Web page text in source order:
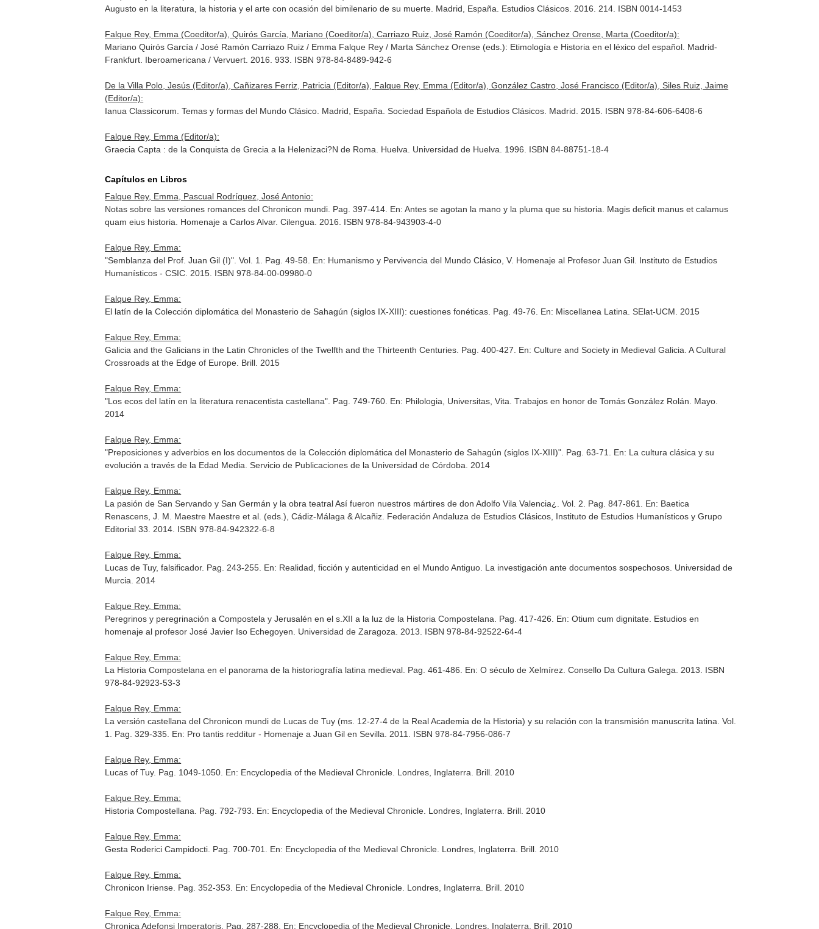
Augusto en la literatura, la historia y el arte con ocasión del bimilenario de su muerte. Madrid, España. Estudios Clásicos. 2016. 214. ISBN 0014-1453
Falque Rey, Emma (Coeditor/a), Quirós García, Mariano (Coeditor/a), Carriazo Ruiz, José Ramón (Coeditor/a), Sánchez Orense, Marta (Coeditor/a):
Mariano Quirós García / José Ramón Carriazo Ruiz / Emma Falque Rey / Marta Sánchez Orense (eds.): Etimología e Historia en el léxico del español. Madrid-
Frankfurt. Iberoamericana / Vervuert. 2016. 933. ISBN 978-84-8489-942-6
De la Villa Polo, Jesús (Editor/a), Cañizares Ferriz, Patricia (Editor/a), Falque Rey, Emma (Editor/a), González Castro, José Francisco (Editor/a), Siles Ruiz, Jaime
(Editor/a):
Ianua Classicorum. Temas y formas del Mundo Clásico. Madrid, España. Sociedad Española de Estudios Clásicos. Madrid. 2015. ISBN 978-84-606-6408-6
Falque Rey, Emma (Editor/a):
Graecia Capta : de la Conquista de Grecia a la Helenizaci?N de Roma. Huelva. Universidad de Huelva. 1996. ISBN 84-88751-18-4
Capítulos en Libros
Falque Rey, Emma, Pascual Rodríguez, José Antonio:
Notas sobre las versiones romances del Chronicon mundi. Pag. 397-414. En: Antes se agotan la mano y la pluma que su historia. Magis deficit manus et calamus
quam eius historia. Homenaje a Carlos Alvar. Cilengua. 2016. ISBN 978-84-943903-4-0
Falque Rey, Emma:
"Semblanza del Prof. Juan Gil (I)". Vol. 1. Pag. 49-58. En: Humanismo y Pervivencia del Mundo Clásico, V. Homenaje al Profesor Juan Gil . Instituto de Estudios
Humanísticos - CSIC. 2015. ISBN 978-84-00-09980-0
Falque Rey, Emma:
El latín de la Colección diplomática del Monasterio de Sahagún (siglos IX-XIII): cuestiones fonéticas. Pag. 49-76. En: Miscellanea Latina . SElat-UCM. 2015
Falque Rey, Emma:
Galicia and the Galicians in the Latin Chronicles of the Twelfth and the Thirteenth Centuries. Pag. 400-427. En: Culture and Society in Medieval Galicia. A Cultural
Crossroads at the Edge of Europe . Brill. 2015
Falque Rey, Emma:
"Los ecos del latín en la literatura renacentista castellana". Pag. 749-760. En: Philologia, Universitas, Vita. Trabajos en honor de Tomás González Rolán . Mayo.
2014
Falque Rey, Emma:
"Preposiciones y adverbios en los documentos de la Colección diplomática del Monasterio de Sahagún (siglos IX-XIII)". Pag. 63-71. En: La cultura clásica y su
evolución a través de la Edad Media . Servicio de Publicaciones de la Universidad de Córdoba. 2014
Falque Rey, Emma:
La pasión de San Servando y San Germán y la obra teatral Así fueron nuestros mártires de don Adolfo Vila Valencia¿. Vol. 2. Pag. 847-861. En: Baetica
Renascens, J. M. Maestre Maestre et al. (eds.), Cádiz-Málaga & Alcañiz . Federación Andaluza de Estudios Clásicos, Instituto de Estudios Humanísticos y Grupo
Editorial 33. 2014. ISBN 978-84-942322-6-8
Falque Rey, Emma:
Lucas de Tuy, falsificador. Pag. 243-255. En: Realidad, ficción y autenticidad en el Mundo Antiguo. La investigación ante documentos sospechosos . Universidad de
Murcia. 2014
Falque Rey, Emma:
Peregrinos y peregrinación a Compostela y Jerusalén en el s.XII a la luz de la Historia Compostelana. Pag. 417-426. En: Otium cum dignitate. Estudios en
homenaje al profesor José Javier Iso Echegoyen . Universidad de Zaragoza. 2013. ISBN 978-84-92522-64-4
Falque Rey, Emma:
La Historia Compostelana en el panorama de la historiografía latina medieval. Pag. 461-486. En: O século de Xelmírez . Consello Da Cultura Galega. 2013. ISBN
978-84-92923-53-3
Falque Rey, Emma:
La versión castellana del Chronicon mundi de Lucas de Tuy (ms. 12-27-4 de la Real Academia de la Historia) y su relación con la transmisión manuscrita latina. Vol.
1. Pag. 329-335. En: Pro tantis redditur - Homenaje a Juan Gil en Sevilla . 2011. ISBN 978-84-7956-086-7
Falque Rey, Emma:
Lucas of Tuy. Pag. 1049-1050. En: Encyclopedia of the Medieval Chronicle . Londres, Inglaterra. Brill. 2010
Falque Rey, Emma:
Historia Compostellana. Pag. 792-793. En: Encyclopedia of the Medieval Chronicle . Londres, Inglaterra. Brill. 2010
Falque Rey, Emma:
Gesta Roderici Campidocti. Pag. 700-701. En: Encyclopedia of the Medieval Chronicle . Londres, Inglaterra. Brill. 2010
Falque Rey, Emma:
Chronicon Iriense. Pag. 352-353. En: Encyclopedia of the Medieval Chronicle . Londres, Inglaterra. Brill. 2010
Falque Rey, Emma:
Chronica Adefonsi Imperatoris. Pag. 287-288. En: Encyclopedia of the Medieval Chronicle . Londres, Inglaterra. Brill. 2010